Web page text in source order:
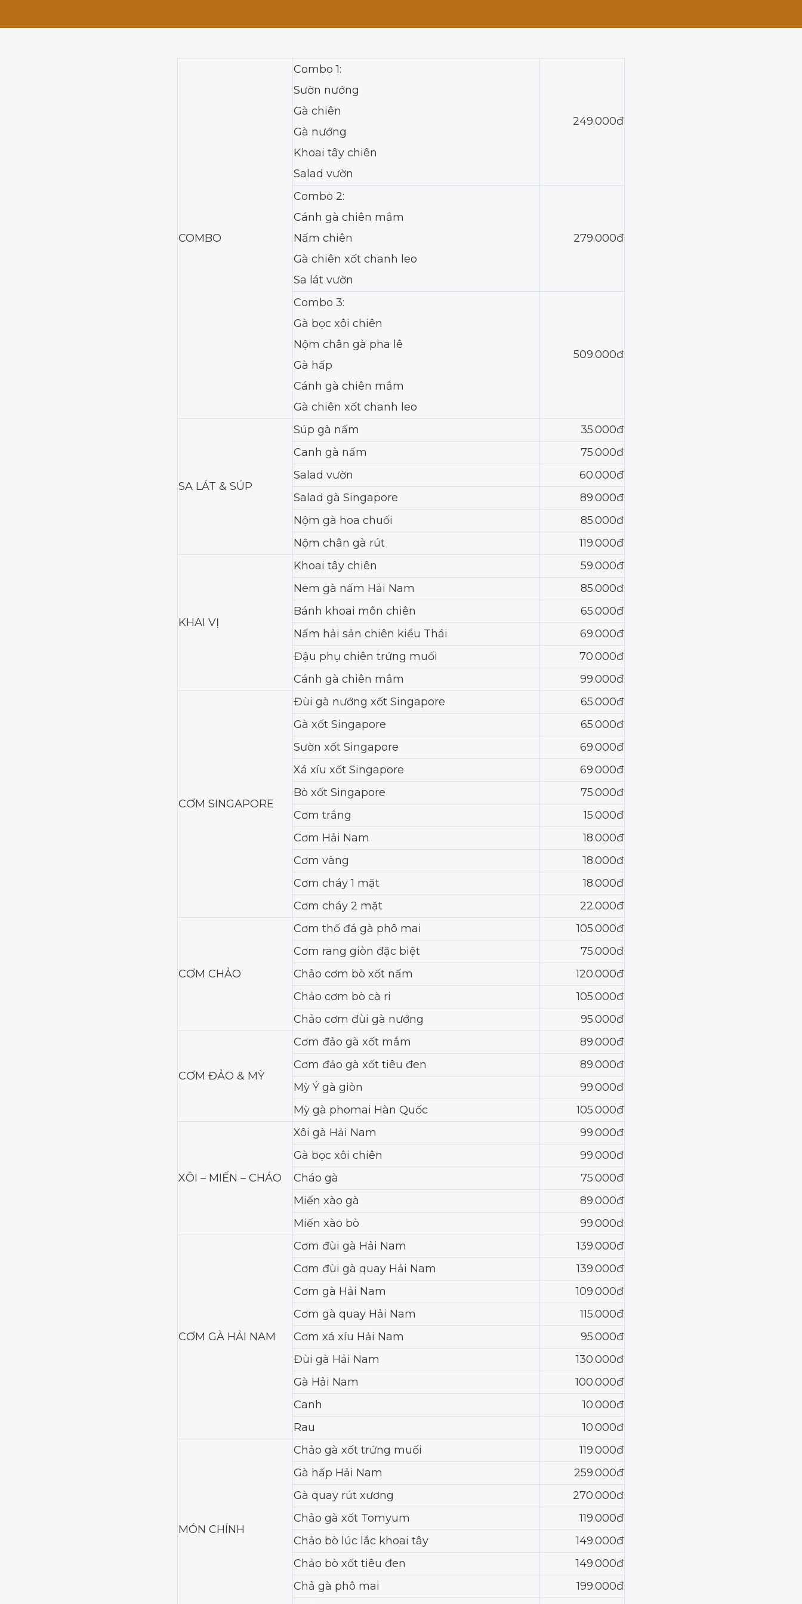
COMBO
Combo 1:
Sườn nướng
Gà chiên
Gà nướng
Khoai tây chiên
Salad vườn
249.000đ
Combo 2:
Cánh gà chiên mắm
Nấm chiên
Gà chiên xốt chanh leo
Sa lát vườn
279.000đ
Combo 3:
Gà bọc xôi chiên
Nộm chân gà pha lê
Gà hấp
Cánh gà chiên mắm
Gà chiên xốt chanh leo
509.000đ
SA LÁT & SÚP
Súp gà nấm
35.000đ
Canh gà nấm
75.000đ
Salad vườn
60.000đ
Salad gà Singapore
89.000đ
Nộm gà hoa chuối
85.000đ
Nộm chân gà rút
119.000đ
KHAI VỊ
Khoai tây chiên
59.000đ
Nem gà nấm Hải Nam
85.000đ
Bánh khoai môn chiên
65.000đ
Nấm hải sản chiên kiểu Thái
69.000đ
Đậu phụ chiên trứng muối
70.000đ
Cánh gà chiên mắm
99.000đ
CƠM SINGAPORE
Đùi gà nướng xốt Singapore
65.000đ
Gà xốt Singapore
65.000đ
Sườn xốt Singapore
69.000đ
Xá xíu xốt Singapore
69.000đ
Bò xốt Singapore
75.000đ
Cơm trắng
15.000đ
Cơm Hải Nam
18.000đ
Cơm vàng
18.000đ
Cơm cháy 1 mặt
18.000đ
Cơm cháy 2 mặt
22.000đ
CƠM CHẢO
Cơm thố đá gà phô mai
105.000đ
Cơm rang giòn đặc biệt
75.000đ
Chảo cơm bò xốt nấm
120.000đ
Chảo cơm bò cà ri
105.000đ
Chảo cơm đùi gà nướng
95.000đ
CƠM ĐẢO & MỲ
Cơm đảo gà xốt mắm
89.000đ
Cơm đảo gà xốt tiêu đen
89.000đ
Mỳ Ý gà giòn
99.000đ
Mỳ gà phomai Hàn Quốc
105.000đ
XÔI – MIẾN – CHÁO
Xôi gà Hải Nam
99.000đ
Gà bọc xôi chiên
99.000đ
Cháo gà
75.000đ
Miến xào gà
89.000đ
Miến xào bò
99.000đ
CƠM GÀ HẢI NAM
Cơm đùi gà Hải Nam
139.000đ
Cơm đùi gà quay Hải Nam
139.000đ
Cơm gà Hải Nam
109.000đ
Cơm gà quay Hải Nam
115.000đ
Cơm xá xíu Hải Nam
95.000đ
Đùi gà Hải Nam
130.000đ
Gà Hải Nam
100.000đ
Canh
10.000đ
Rau
10.000đ
MÓN CHÍNH
Chảo gà xốt trứng muối
119.000đ
Gà hấp Hải Nam
259.000đ
Gà quay rút xương
270.000đ
Chảo gà xốt Tomyum
119.000đ
Chảo bò lúc lắc khoai tây
149.000đ
Chảo bò xốt tiêu đen
149.000đ
Chả gà phô mai
199.000đ